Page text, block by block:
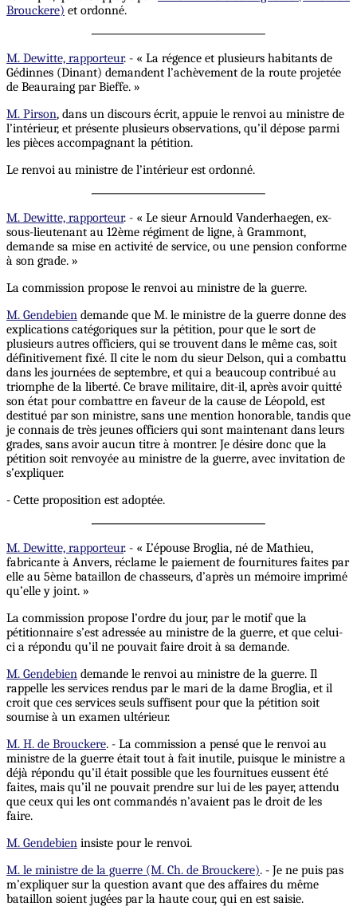
Brouckere) et ordonné.
M. Dewitte, rapporteur. - « La régence et plusieurs habitants de
Gédinnes (Dinant) demandent l’achèvement de la route projetée
de Beauraing par Bieffe. »
M. Pirson, dans un discours écrit, appuie le renvoi au ministre de
l’intérieur, et présente plusieurs observations, qu’il dépose parmi
les pièces accompagnant la pétition.
Le renvoi au ministre de l’intérieur est ordonné.
M. Dewitte, rapporteur. - « Le sieur Arnould Vanderhaegen, ex-
sous-lieutenant au 12ème régiment de ligne, à Grammont,
demande sa mise en activité de service, ou une pension conforme
à son grade. »
La commission propose le renvoi au ministre de la guerre.
M. Gendebien demande que M. le ministre de la guerre donne des
explications catégoriques sur la pétition, pour que le sort de
plusieurs autres officiers, qui se trouvent dans le même cas, soit
définitivement fixé. Il cite le nom du sieur Delson, qui a combattu
dans les journées de septembre, et qui a beaucoup contribué au
triomphe de la liberté. Ce brave militaire, dit-il, après avoir quitté
son état pour combattre en faveur de la cause de Léopold, est
destitué par son ministre, sans une mention honorable, tandis que
je connais de très jeunes officiers qui sont maintenant dans leurs
grades, sans avoir aucun titre à montrer. Je désire donc que la
pétition soit renvoyée au ministre de la guerre, avec invitation de
s’expliquer.
- Cette proposition est adoptée.
M. Dewitte, rapporteur. - « L’épouse Broglia, né de Mathieu,
fabricante à Anvers, réclame le paiement de fournitures faites par
elle au 5ème bataillon de chasseurs, d’après un mémoire imprimé
qu’elle y joint. »
La commission propose l’ordre du jour, par le motif que la
pétitionnaire s’est adressée au ministre de la guerre, et que celui-
ci a répondu qu’il ne pouvait faire droit à sa demande.
M. Gendebien demande le renvoi au ministre de la guerre. Il
rappelle les services rendus par le mari de la dame Broglia, et il
croit que ces services seuls suffisent pour que la pétition soit
soumise à un examen ultérieur.
M. H. de Brouckere. - La commission a pensé que le renvoi au
ministre de la guerre était tout à fait inutile, puisque le ministre a
déjà répondu qu’il était possible que les fournitues eussent été
faites, mais qu’il ne pouvait prendre sur lui de les payer, attendu
que ceux qui les ont commandés n’avaient pas le droit de les
faire.
M. Gendebien insiste pour le renvoi.
M. le ministre de la guerre (M. Ch. de Brouckere). - Je ne puis pas
m’expliquer sur la question avant que des affaires du même
bataillon soient jugées par la haute cour, qui en est saisie.